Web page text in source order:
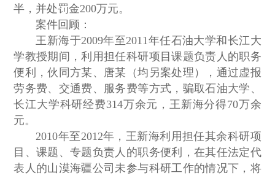
半，并处罚金200万元。
案件回顾：
王新海于2009年至2011年任石油大学和长江大
学教授期间，利用担任科研项目课题负责人的职务
便利，伙同方某、唐某（均另案处理），通过虚报
劳务费、交通费、服务费等方式，骗取石油大学、
长江大学科研经费314万余元，王新海分得70万余
元。
2010年至2012年，王新海利用担任其余科研项
目、课题、专题负责人的职务便利，在其任法定代
表人的山漠海疆公司未参与科研工作的情况下，将